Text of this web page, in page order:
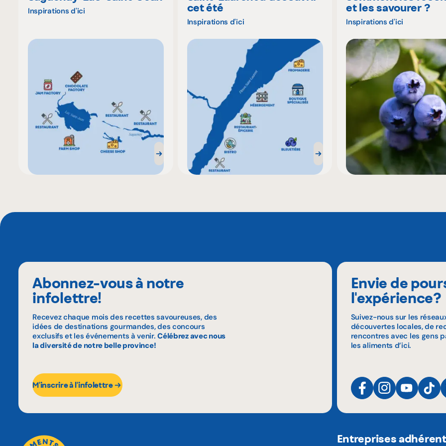
Inspirations d'ici
cet été
Inspirations d'ici
et les savourer ?
Inspirations d'ici
Abonnez-vous à notre
infolettre!
Recevez chaque mois des recettes savoureuses, des
idées de destinations gourmandes, des concours
exclusifs et les événements à venir.Célébrez avec nous
la diversité de notre belle province!
M'inscrire à l'infolettre
Envie de
l'expérience?
Suivez-nous sur les
découvertes locales, de
rencontres avec les gens
les aliments d’ici.
Entreprises